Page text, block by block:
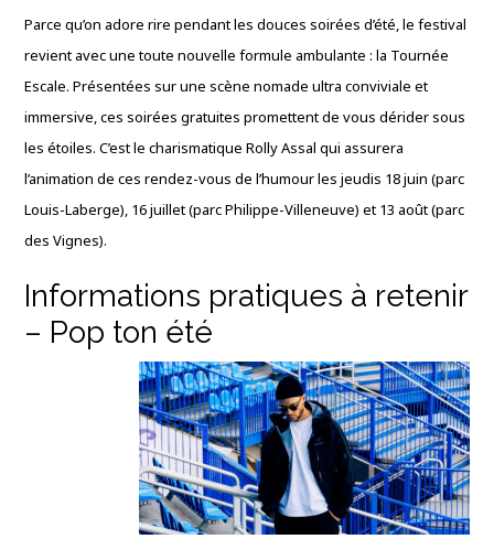
Parce qu’on adore rire pendant les douces soirées d’été, le festival
revient avec une toute nouvelle formule ambulante : la Tournée
Escale. Présentées sur une scène nomade ultra conviviale et
immersive, ces soirées gratuites promettent de vous dérider sous
les étoiles. C’est le charismatique Rolly Assal qui assurera
l’animation de ces rendez-vous de l’humour les jeudis 18 juin (parc
Louis-Laberge), 16 juillet (parc Philippe-Villeneuve) et 13 août (parc
des Vignes).
Informations pratiques à retenir
– Pop ton été